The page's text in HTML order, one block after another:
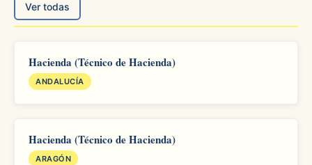
Ver todas
Hacienda (Técnico de Hacienda)
ANDALUCÍA
Hacienda (Técnico de Hacienda)
ARAGÓN